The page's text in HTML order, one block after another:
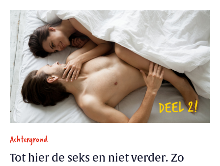
Achtergrond
Tot hier de seks en niet verder. Zo